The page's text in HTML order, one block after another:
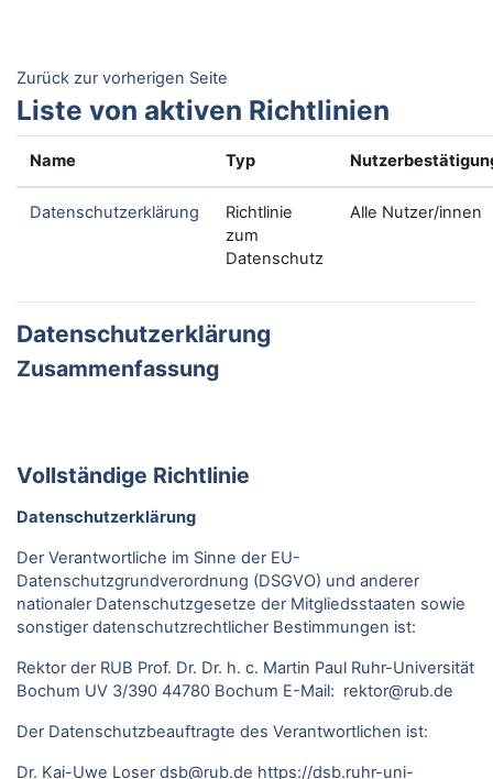
Zurück zur vorherigen Seite
Liste von aktiven Richtlinien
Name Typ
Datenschutzerklärung
Richtlinie
zum
Datenschutz
Alle Nutzer/innen
Datenschutzerklärung
Zusammenfassung
Vollständige Richtlinie
Datenschutzerklärung
Der Verantwortliche im Sinne der EU-
Datenschutzgrundverordnung (DSGVO) und anderer
nationaler Datenschutzgesetze der Mitgliedsstaaten sowie
sonstiger datenschutzrechtlicher Bestimmungen ist:
Rektor der RUB Prof. Dr. Dr. h. c. Martin Paul Ruhr-Universität
Bochum UV 3/390 44780 Bochum E-Mail: rektor@rub.de
Der Datenschutzbeauftragte des Verantwortlichen ist:
Dr. Kai-Uwe Loser dsb@rub.de https://dsb.ruhr-uni-